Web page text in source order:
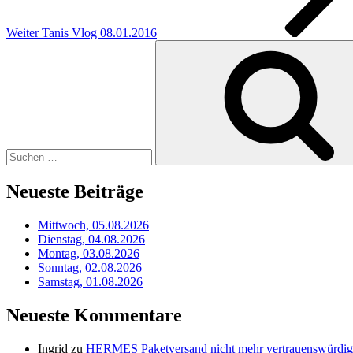
Weiter Tanis Vlog 08.01.2016
Neueste Beiträge
Mittwoch, 05.08.2026
Dienstag, 04.08.2026
Montag, 03.08.2026
Sonntag, 02.08.2026
Samstag, 01.08.2026
Neueste Kommentare
Ingrid zu HERMES Paketversand nicht mehr vertrauenswürdig